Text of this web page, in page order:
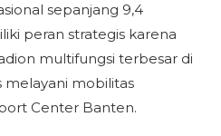
sepanjang 9,4
peran strategis karena
multifungsi terbesar di
melayani mobilitas
Center Banten.